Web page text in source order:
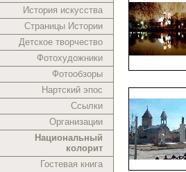
История искусства
Страницы Истории
Детское творчество
Фотохудожники
Фотообзоры
Нартский эпос
Ссылки
Организации
Национальный
колорит
Гостевая книга